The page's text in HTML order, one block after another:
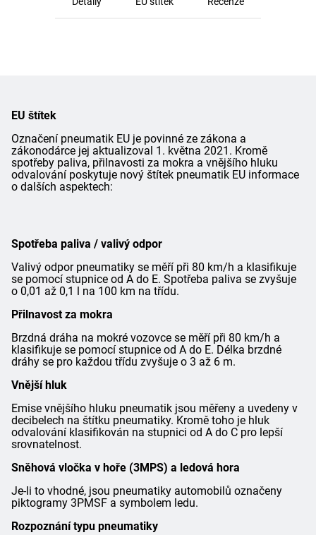
EU štítek
Označení pneumatik EU je povinné ze zákona a
zákonodárce jej aktualizoval 1. května 2021. Kromě
spotřeby paliva, přilnavosti za mokra a vnějšího hluku
odvalování poskytuje nový štítek pneumatik EU informace
o dalších aspektech:
Spotřeba paliva / valivý odpor
Valivý odpor pneumatiky se měří při 80 km/h a klasifikuje
se pomocí stupnice od A do E. Spotřeba paliva se zvyšuje
o 0,01 až 0,1 l na 100 km na třídu.
Přilnavost za mokra
Brzdná dráha na mokré vozovce se měří při 80 km/h a
klasifikuje se pomocí stupnice od A do E. Délka brzdné
dráhy se pro každou třídu zvyšuje o 3 až 6 m.
Vnější hluk
Emise vnějšího hluku pneumatik jsou měřeny a uvedeny v
decibelech na štítku pneumatiky. Kromě toho je hluk
odvalování klasifikován na stupnici od A do C pro lepší
srovnatelnost.
Sněhová vločka v hoře (3MPS) a ledová hora
Je-li to vhodné, jsou pneumatiky automobilů označeny
piktogramy 3PMSF a symbolem ledu.
Rozpoznání typu pneumatiky